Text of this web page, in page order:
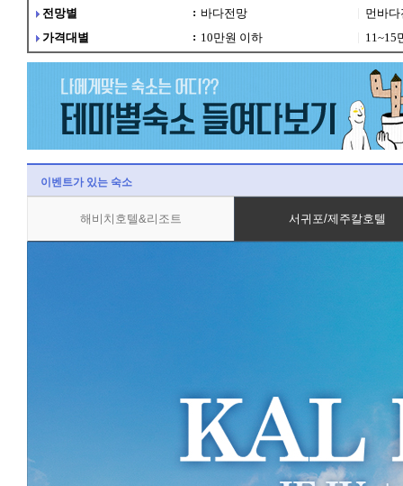
전망별
: 바다전망
먼바
가격대별
: 10만원 이하 11~15
이벤트가 있는 숙소
해비치호텔&리조트 서귀포/제주칼호텔